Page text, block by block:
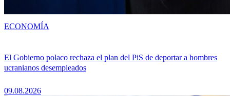
El Gobierno polaco rechaza el plan del PiS de deportar a hombres
ucranianos desempleados
09.08.2026
ECONOMÍA